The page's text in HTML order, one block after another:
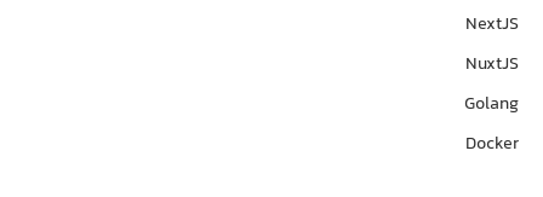
NextJS
NuxtJS
Golang
Docker